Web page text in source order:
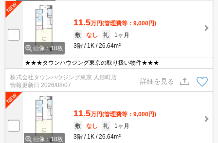
画像：18枚
11.5万円(管理費等：9,000円)
敷
なし 礼
1ヶ月
3階
1K 26.64m²
★★★タウンハウジング東京の取り扱い物件★★★
株式会社タウンハウジング東京 人形町店
情報更新日 2026/08/07
詳細を見る
画像：18枚
11.5万円(管理費等：9,000円)
敷
なし 礼
1ヶ月
3階
1K 26.64m²